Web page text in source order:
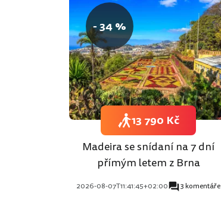
- 34 %
Madeira se snídaní na 7 dní
přímým letem z Brna
2026-08-07T11:41:45+02:00 3 komentáře
13 790 Kč